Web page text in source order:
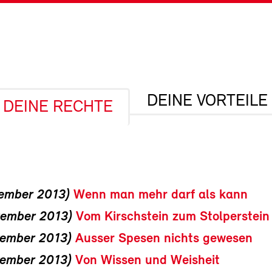
DEINE RECHTE DEINE VORTEILE
2013) Wenn man mehr darf als kann
2013) Vom Kirschstein zum Stolperstein
2013) Ausser Spesen nichts gewesen
2013) Von Wissen und Weisheit